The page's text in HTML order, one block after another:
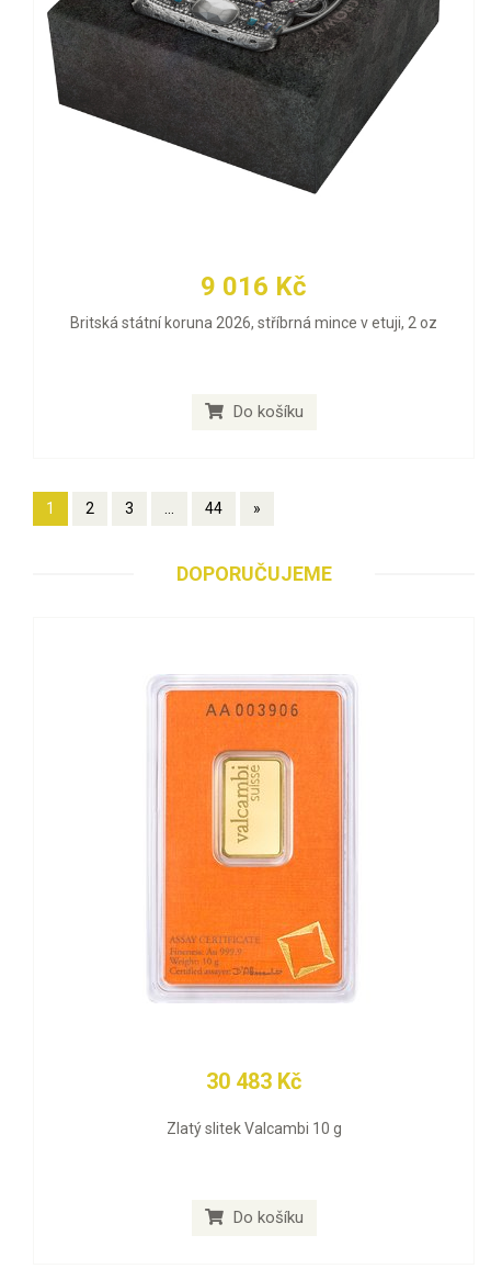
9 016 Kč
Britská státní koruna 2026, stříbrná mince v etuji, 2 oz
Do košíku
1 2 3 ... 44 »
DOPORUČUJEME
30 483 Kč
Zlatý slitek Valcambi 10 g
Do košíku